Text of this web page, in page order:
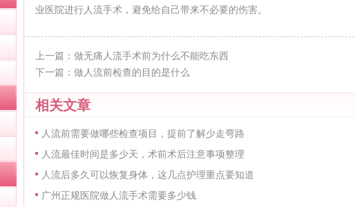
业医院进行人流手术，避免给自己带来不必要的伤害。
上一篇： 做无痛人流手术前为什么不能吃东西
下一篇： 做人流前检查的目的是什么
相关文章
人流前需要做哪些检查项目，提前了解少走弯路
人流最佳时间是多少天，术前术后注意事项整理
人流后多久可以恢复身体，这几点护理重点要知道
广州正规医院做人流手术需要多少钱